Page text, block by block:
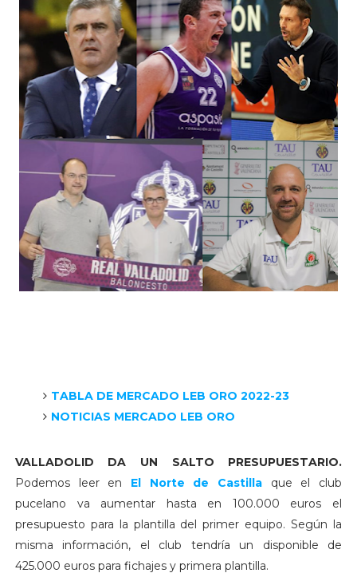
TABLA DE MERCADO LEB ORO 2022-23
NOTICIAS MERCADO LEB ORO
VALLADOLID DA UN SALTO PRESUPUESTARIO.
Podemos leer en El Norte de Castilla que el club
pucelano va aumentar hasta en 100.000 euros el
presupuesto para la plantilla del primer equipo. Según la
misma información, el club tendría un disponible de
425.000 euros para fichajes y primera plantilla.